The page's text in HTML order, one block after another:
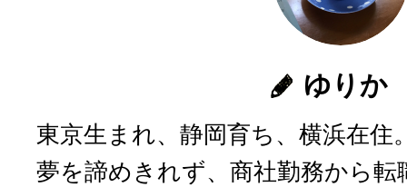
ゆりか
東京生まれ、静岡育ち、横浜在住
夢を諦めきれず、商社勤務から